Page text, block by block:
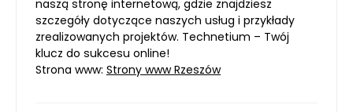
naszą stronę internetową, gdzie znajdziesz
szczegóły dotyczące naszych usług i przykłady
zrealizowanych projektów. Technetium – Twój
klucz do sukcesu online!
Strona www: Strony www Rzeszów